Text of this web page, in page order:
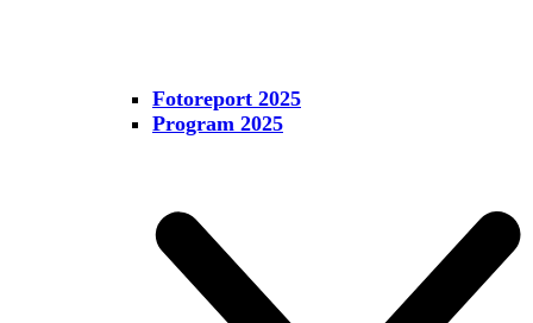
Fotoreport 2025
Program 2025